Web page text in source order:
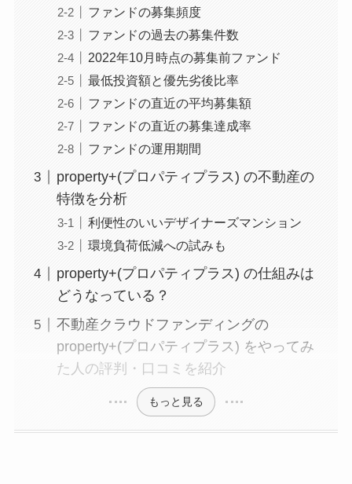
ファンドの募集頻度
ファンドの過去の募集件数
2022年10月時点の募集前ファンド
最低投資額と優先劣後比率
ファンドの直近の平均募集額
ファンドの直近の募集達成率
ファンドの運用期間
property+(プロパティプラス) の不動産の
特徴を分析
利便性のいいデザイナーズマンション
環境負荷低減への試みも
property+(プロパティプラス) の仕組みは
どうなっている？
不動産クラウドファンディングの
property+(プロパティプラス) をやってみ
た人の評判・口コミを紹介
もっと見る